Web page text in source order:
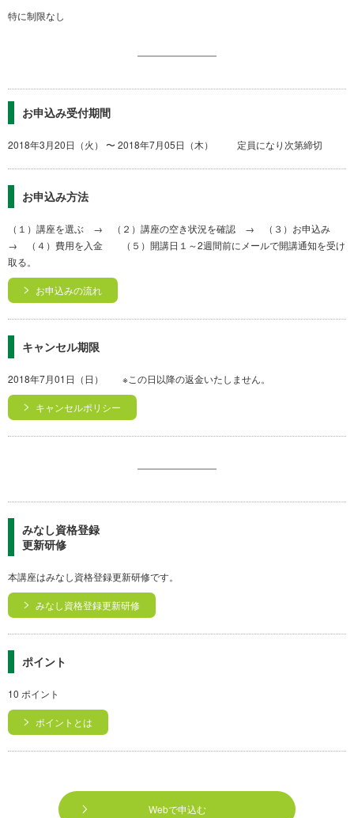
特に制限なし
お申込み受付期間
2018年3月20日（火） 〜 2018年7月05日（木） 定員になり次第締切
お申込み方法
（１）講座を選ぶ → （２）講座の空き状況を確認 → （３）お申込み
→ （４）費用を入金 （５）開講日１～2週間前にメールで開講通知を受け
取る。
お申込みの流れ
キャンセル期限
2018年7月01日（日） ※この日以降の返金いたしません。
キャンセルポリシー
みなし資格登録
更新研修
本講座はみなし資格登録更新研修です。
みなし資格登録更新研修
ポイント
10 ポイント
ポイントとは
Webで申込む